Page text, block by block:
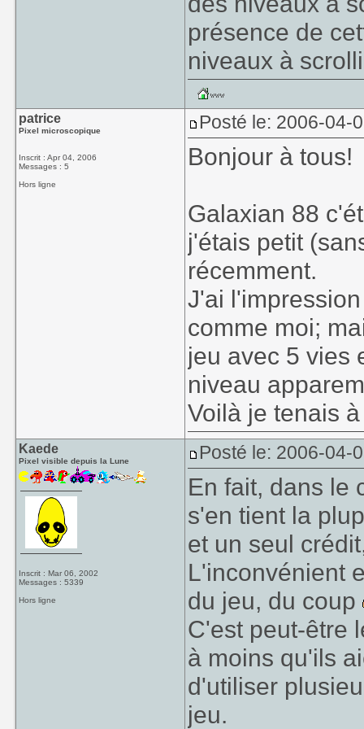
présence de
niveaux à
patrice
Pixel microscopique
Inscrit : Apr 04, 2006
Messages : 5
Hors ligne
Posté le: 2006-04-
Bonjour à tous!
Galaxian 88
j'étais petit
récemment.
J'ai
comme moi;
jeu avec 5 vies
niveau
Voilà je tenais
Kaede
Pixel visible depuis la Lune
Inscrit : Mar 06, 2002
Messages : 5339
Hors ligne
Posté le: 2006-04-
En fait, dans le
s'en tient la
et un seul
L'inconvénient
du jeu, du coup
C'est peut-être
à moins qu'ils
d'utiliser
jeu.